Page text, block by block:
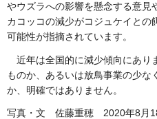
やウズラへの影響を懸念する意見
カコッコの減少がコジュケイとの
可能性が指摘されています。
近年は全国的に減少傾向にあり
ものか、あるいは放鳥事業の少な
か、明確ではありません。
写真・文 佐藤重穂 2020年8月